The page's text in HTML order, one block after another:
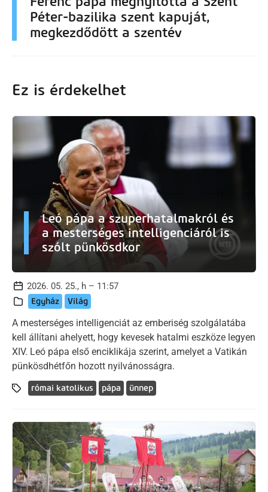
Péter-bazilika szent kapuját,
megkezdődött a szentév
Ez is érdekelhet
Leó pápa a szuperhatalmakról és
a mesterséges intelligenciáról is
szólt pünkösdkor
2026. 05. 25., h – 11:57
Egyház Világ
A mesterséges intelligenciát az emberiség szolgálatába
kell állítani ahelyett, hogy kevesek hatalmi eszköze legyen
XIV. Leó pápa első enciklikája szerint, amelyet a Vatikán
pünkösdhétfőn hozott nyilvánosságra.
római katolikus pápa ünnep